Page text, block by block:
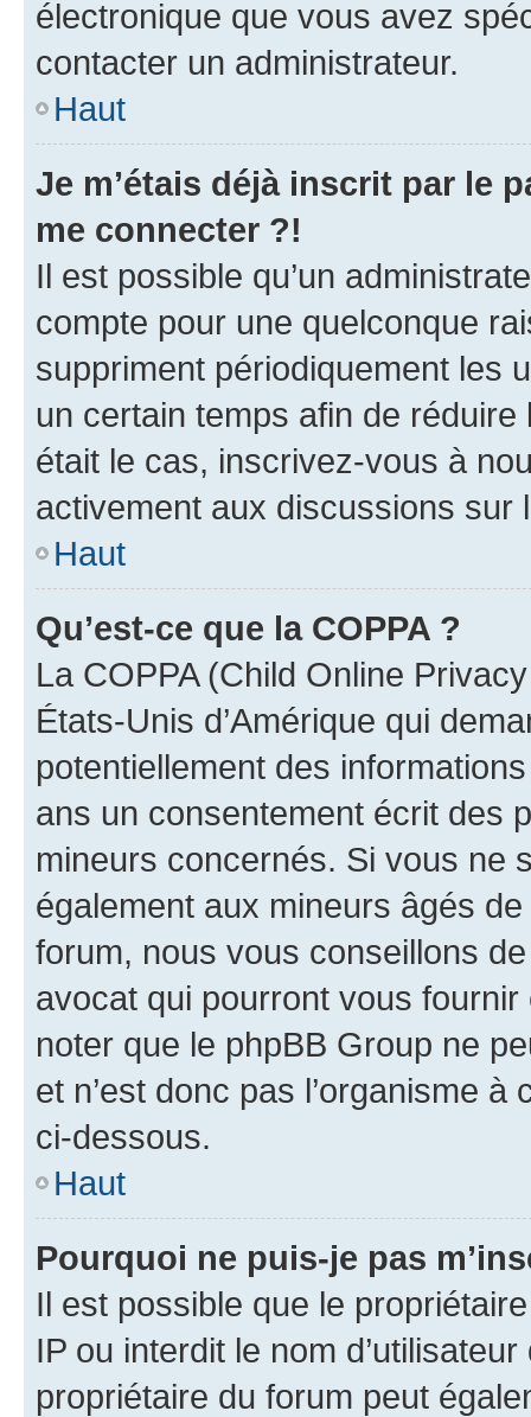
électronique que vous avez
contacter un administrateur.
Haut
Je m’étais déjà inscrit par le
me connecter ?!
Il est possible qu’un
compte pour une quelconque
suppriment périodiquement les
un certain temps afin de
était le cas, inscrivez-vous à
activement aux discussions sur
Haut
Qu’est-ce que la COPPA ?
La COPPA (Child Online
États-Unis d’Amérique qui
potentiellement des
ans un consentement écrit des
mineurs concernés. Si vous ne
également aux mineurs âgés
forum, nous vous conseillons
avocat qui pourront vous
noter que le phpBB Group ne
et n’est donc pas l’organisme
ci-dessous.
Haut
Pourquoi ne puis-je pas
Il est possible que le
IP ou interdit le nom
propriétaire du forum peut